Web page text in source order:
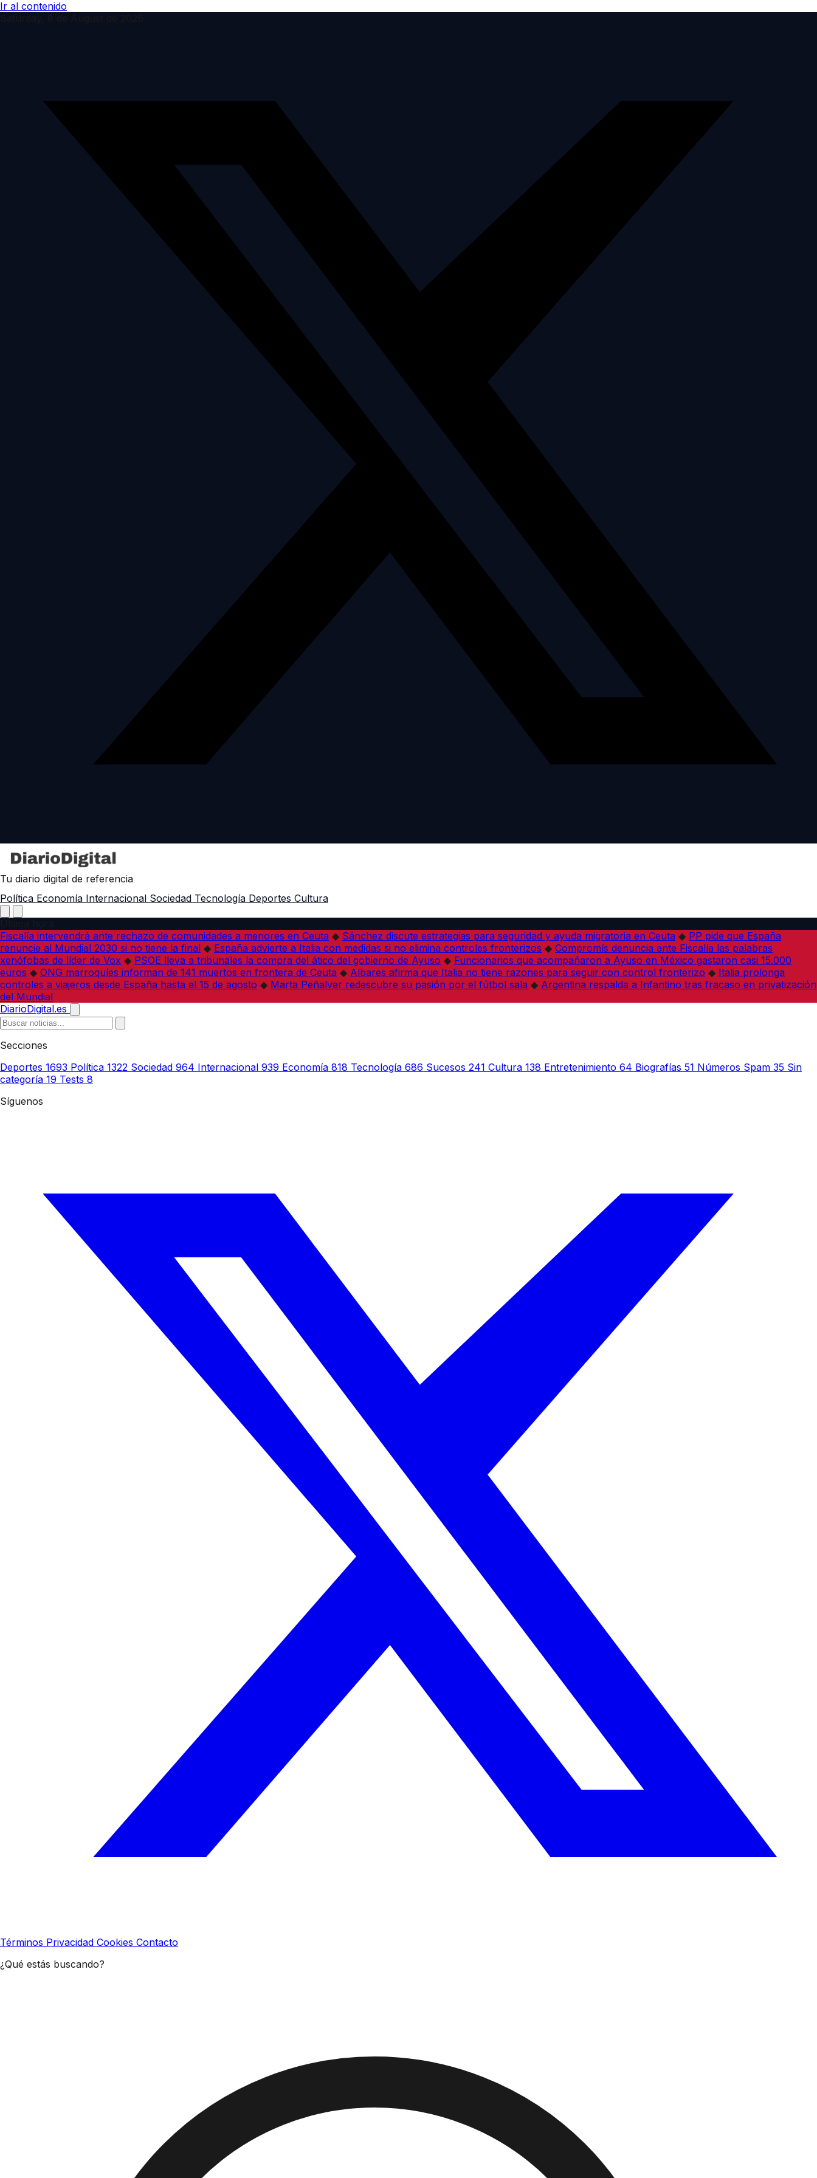
Ir al contenido
Tu diario digital de referencia
Política Economía Internacional Sociedad Tecnología Deportes Cultura
Fiscalía intervendrá ante rechazo de comunidades a menores en Ceuta ◆ Sánchez discute estrategias para seguridad y ayuda migratoria en Ceuta ◆ PP pide que España
renuncie al Mundial 2030 si no tiene la final ◆ España advierte a Italia con medidas si no elimina controles fronterizos ◆ Compromís denuncia ante Fiscalía las palabras
xenófobas de líder de Vox ◆ PSOE lleva a tribunales la compra del ático del gobierno de Ayuso ◆ Funcionarios que acompañaron a Ayuso en México gastaron casi 15.000
euros ◆ ONG marroquíes informan de 141 muertos en frontera de Ceuta ◆ Albares afirma que Italia no tiene razones para seguir con control fronterizo ◆ Italia prolonga
controles a viajeros desde España hasta el 15 de agosto ◆ Marta Peñalver redescubre su pasión por el fútbol sala ◆ Argentina respalda a Infantino tras fracaso en privatización
del Mundial
DiarioDigital.es
Secciones
Deportes 1693 Política 1322 Sociedad 964 Internacional 939 Economía 818 Tecnología 686 Sucesos 241 Cultura 138 Entretenimiento 64 Biografías 51 Números Spam 35 Sin
categoría 19 Tests 8
Síguenos
Términos Privacidad Cookies Contacto
¿Qué estás buscando?